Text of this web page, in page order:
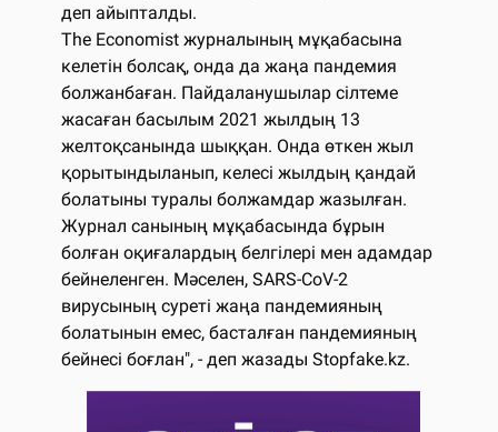
деп айыпталды.
The Economist журналының мұқабасына
келетін болсақ, онда да жаңа пандемия
болжанбаған. Пайдаланушылар сілтеме
жасаған басылым 2021 жылдың 13
желтоқсанында шыққан. Онда өткен жыл
қорытындыланып, келесі жылдың қандай
болатыны туралы болжамдар жазылған.
Журнал санының мұқабасында бұрын
болған оқиғалардың белгілері мен адамдар
бейнеленген. Мәселен, SARS-CoV-2
вирусының суреті жаңа пандемияның
болатынын емес, басталған пандемияның
бейнесі боғлан", - деп жазады Stopfake.kz.